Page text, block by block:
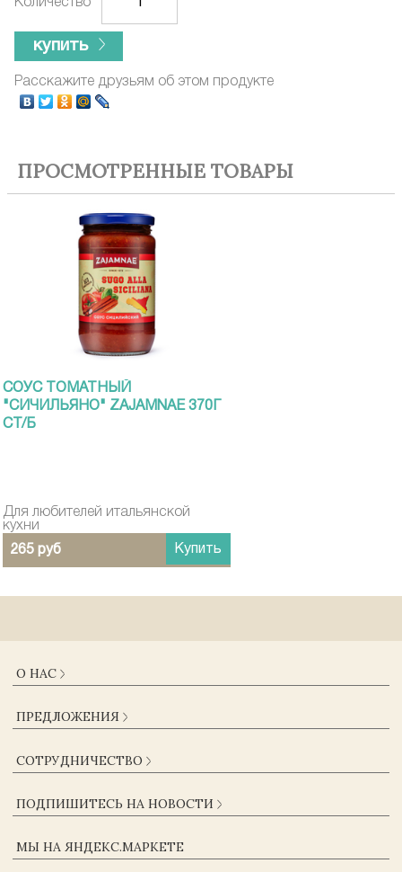
Количество
купить
Расскажите друзьям об этом продукте
ПРОСМОТРЕННЫЕ ТОВАРЫ
СОУС ТОМАТНЫЙ
"СИЧИЛЬЯНО" ZAJAMNAE 370Г
СТ/Б
Для любителей итальянской
кухни
265 руб
Купить
О НАС
ДОСТАВКА И ОПЛАТА
ЖУРНАЛ
КОНТАКТЫ
ПОЛЬЗОВАТЕЛЬСКОЕ СОГЛАШЕНИЕ
ОФЕРТА
ПРЕДЛОЖЕНИЯ
СОТРУДНИЧЕСТВО
ПОСТАВЩИКАМ
ВАКАНСИИ
ПОДПИШИТЕСЬ НА НОВОСТИ
МЫ НА ЯНДЕКС.МАРКЕТЕ